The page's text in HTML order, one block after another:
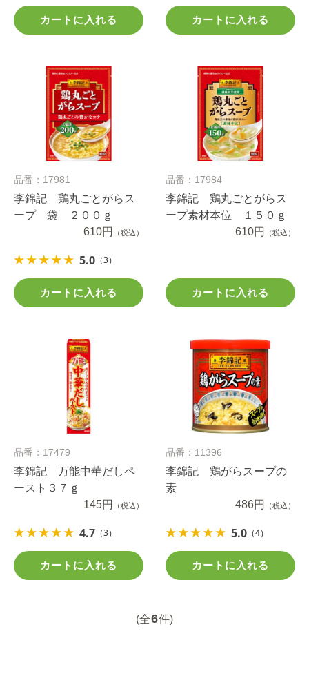
カートに入れる カートに入れる
品番：17981
李錦記 鶏丸ごとがらス
ープ 袋 ２００ｇ
610円
（税込）
5.0 （3）
カートに入れる
品番：17984
李錦記 鶏丸ごとがらス
ープ素材本位 １５０ｇ
610円
（税込）
カートに入れる
品番：17479
李錦記 万能中華だしペ
ースト３７ｇ
145円
（税込）
4.7 （3）
カートに入れる
品番：11396
李錦記 鶏がらスープの
素
486円
（税込）
5.0 （4）
カートに入れる
(全6件)